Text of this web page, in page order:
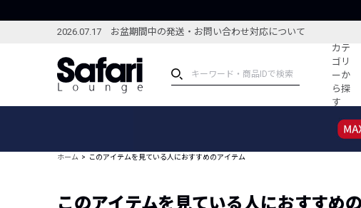
2026.07.17 お盆期間中の発送・お問い合わせ対応について
カテ
ゴリ
ーか
ら探
す
ブランドから探す
新着アイテム
特集記事
コーディネート
ホーム このアイテムを見ている人におすすめのアイテム
このアイテムを見ている人におすすめ